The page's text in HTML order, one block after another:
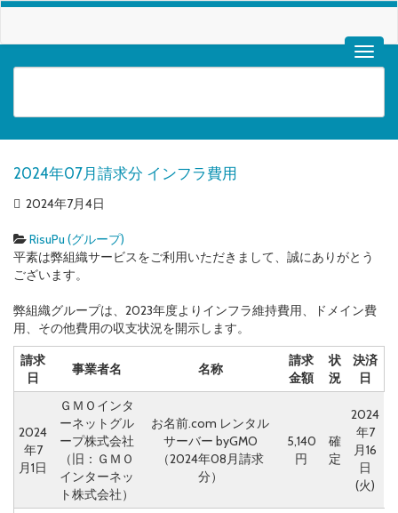
2024年07月請求分 インフラ費用
2024年7月4日
RisuPu (グループ)
平素は弊組織サービスをご利用いただきまして、誠にありがとう
ございます。
弊組織グループは、2023年度よりインフラ維持費用、ドメイン費
用、その他費用の収支状況を開示します。
請求
日
事業者名 名称
請求
金額
状
況
決済
日
2024
年7
月1日
ＧＭＯインタ
ーネットグル
ープ株式会社
（旧：ＧＭＯ
インターネッ
ト株式会社）
お名前.com レンタル
サーバー byGMO
（2024年08月請求
分）
5,140
円
確
定
2024
年7
月16
日
(火)